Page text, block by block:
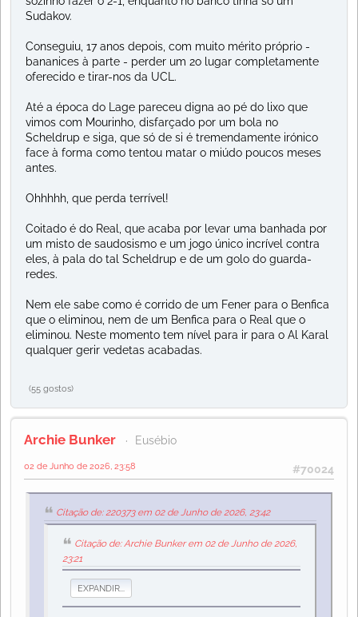
Sudakov.
Conseguiu, 17 anos depois, com muito mérito próprio -
bananices à parte - perder um 2o lugar completamente
oferecido e tirar-nos da UCL.
Até a época do Lage pareceu digna ao pé do lixo que
vimos com Mourinho, disfarçado por um bola no
Scheldrup e siga, que só de si é tremendamente irónico
face à forma como tentou matar o miúdo poucos meses
antes.
Ohhhhh, que perda terrível!
Coitado é do Real, que acaba por levar uma banhada por
um misto de saudosismo e um jogo único incrível contra
eles, à pala do tal Scheldrup e de um golo do guarda-
redes.
Nem ele sabe como é corrido de um Fener para o Benfica
que o eliminou, nem de um Benfica para o Real que o
eliminou. Neste momento tem nível para ir para o Al Karal
qualquer gerir vedetas acabadas.
(55 gostos)
Archie Bunker Eusébio
#70024
02 de Junho de 2026, 23:58
Citação de: 220373 em 02 de Junho de 2026, 23:42
Citação de: Archie Bunker em 02 de Junho de 2026,
23:21
EXPANDIR...